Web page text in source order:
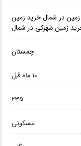
در شمال خرید زمین
زمین شهرکی در شمال
چمستان
10 ماه قبل
235
مسکونی